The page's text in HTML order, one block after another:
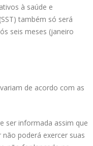
à saúde e
também só será
seis meses (janeiro
de acordo com as
ser informada assim que
poderá exercer suas